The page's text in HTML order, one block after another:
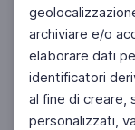
archiviare e/o
elaborare dati
identificatori
al fine di creare,
personalizzati,